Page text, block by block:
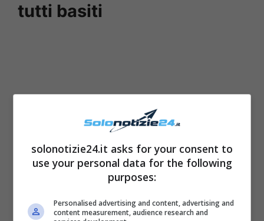
tutti basiti
Per la loro vacanza (che somiglia più a una
seconda luna di miele) con i figli, Belen e
solonotizie24.it asks for your consent to
use your personal data for the following
purposes:
Personalised advertising and content, advertising and
content measurement, audience research and